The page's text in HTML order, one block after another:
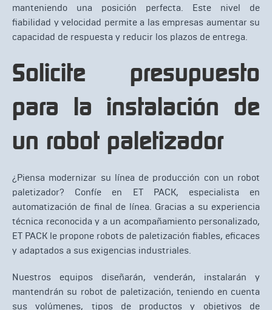
manteniendo una posición perfecta. Este nivel de
fiabilidad y velocidad permite a las empresas aumentar su
capacidad de respuesta y reducir los plazos de entrega.
Solicite presupuesto
para la instalación de
un robot paletizador
¿Piensa modernizar su línea de producción con un robot
paletizador? Confíe en ET PACK, especialista en
automatización de final de línea. Gracias a su experiencia
técnica reconocida y a un acompañamiento personalizado,
ET PACK le propone robots de paletización fiables, eficaces
y adaptados a sus exigencias industriales.
Nuestros equipos diseñarán, venderán, instalarán y
mantendrán su robot de paletización, teniendo en cuenta
sus volúmenes, tipos de productos y objetivos de